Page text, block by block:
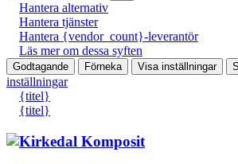
Hantera alternativ
Hantera tjänster
Hantera {vendor_count}-leverantör
Läs mer om dessa syften
Godtagande Förneka Visa inställningar
inställningar
{titel}
{titel}